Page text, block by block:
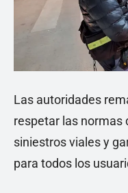
Las autoridades
respetar las normas
siniestros viales y
para todos los